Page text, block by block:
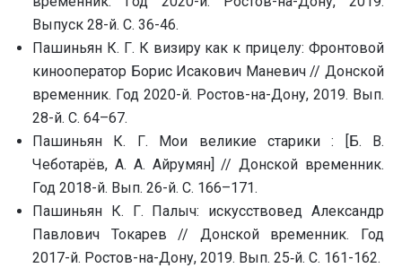
Выпуск 28-й. С. 36-46.
Пашиньян К. Г. К визиру как к прицелу: Фронтовой
кинооператор Борис Исакович Маневич // Донской
временник. Год 2020-й. Ростов-на-Дону, 2019. Вып.
28-й. С. 64–67.
Пашиньян К. Г. Мои великие старики : [Б. В.
Чеботарёв, А. А. Айрумян] // Донской временник.
Год 2018-й. Вып. 26-й. С. 166–171.
Пашиньян К. Г. Палыч: искусствовед Александр
Павлович Токарев // Донской временник. Год
2017-й. Ростов-на-Дону, 2019. Вып. 25‑й. С. 161-162.